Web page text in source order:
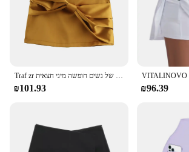
Traf zr הבציר וינטג אלגנטי של נשים חופשה מיני חצאית y2k סאטן באמצע החלקה עם רוכסן מוסתר בתוך תפר ו קשת זהב
₪101.93 ₪96.39